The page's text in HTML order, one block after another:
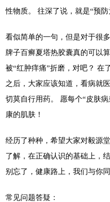
性物质。 往深了说，就是“预防
看似简单的一句，但是对于很
牌子百癣夏塔热胶囊真的可以
被“红肿痒痛”折磨，对吧？ 在
之后，大家应该知道，看病就
切莫自行用药。 愿每个“皮肤
康的肌肤！
经历了种种，希望大家对毅源
了解，在正确认识的基础上，
别忘了，健康路上，我们与你同
常见问题答疑：